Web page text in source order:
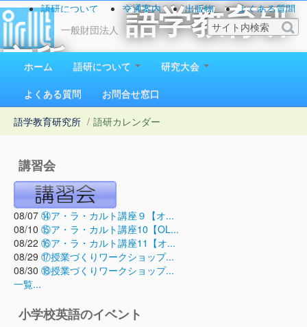
一般財団法人
語学教育研
究所
1923（大正12）年創立
語研について 交通案内 出版物
よくある質問
お問い合わせ
ホーム 語研について
研究大会
よくある質問
お問合せ窓口
語学教育研究所 / 語研カレンダー
講習会
08/07 ⑭ア・ラ・カルト講座９【オ...
08/10 ⑮ア・ラ・カルト講座10【OL...
08/22 ⑯ア・ラ・カルト講座11【オ...
08/29 ⑰授業づくりワークショップ...
08/30 ⑱授業づくりワークショップ...
一覧...
小学校英語のイベント